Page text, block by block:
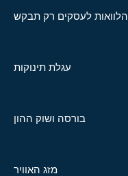
הלוואות לעסקים רק תבקש
עגלת תינוקות
בורסה ושוק ההון
מזג האוויר